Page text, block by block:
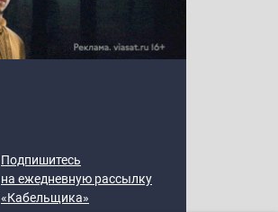
Подпишитесь
на ежедневную рассылку
«Кабельщика»